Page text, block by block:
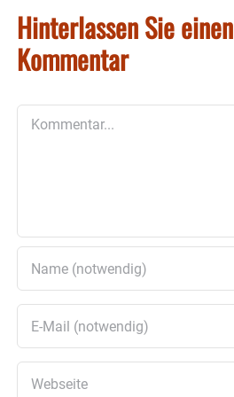
Hinterlassen Sie einen
Kommentar